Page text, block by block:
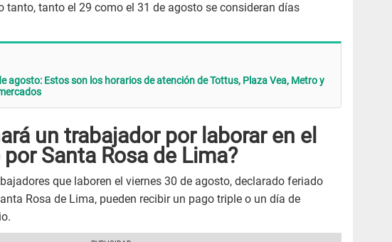
tanto, tanto el 29 como el 31 de agosto se consideran días
agosto: Estos son los horarios de atención de Tottus, Plaza Vea, Metro y
un trabajador por laborar en el
Santa Rosa de Lima?
que laboren el viernes 30 de agosto, declarado feriado
Rosa de Lima, pueden recibir un pago triple o un día de